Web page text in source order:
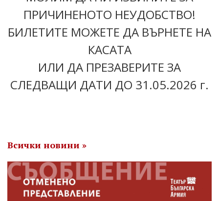
ПРИЧИНЕНОТО НЕУДОБСТВО!
БИЛЕТИТЕ МОЖЕТЕ ДА ВЪРНЕТЕ НА
КАСАТА
ИЛИ ДА ПРЕЗАВЕРИТЕ ЗА
СЛЕДВАЩИ ДАТИ ДО 31.05.2026 г.
Всички новини »